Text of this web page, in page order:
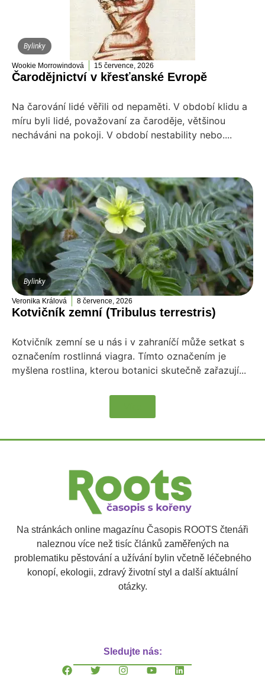
Bylinky
Wookie Morrowindová 15 července, 2026
Čarodějnictví v křesťanské Evropě
Na čarování lidé věřili od nepaměti. V období klidu a
míru byli lidé, považovaní za čaroděje, většinou
necháváni na pokoji. V období nestability nebo....
Bylinky
Veronika Králová 8 července, 2026
Kotvičník zemní (Tribulus terrestris)
Kotvičník zemní se u nás i v zahraníčí může setkat s
označením rostlinná viagra. Tímto označením je
myšlena rostlina, kterou botanici skutečně zařazují...
Na stránkách online magazínu Časopis ROOTS čtenáři
naleznou více než tisíc článků zaměřených na
problematiku pěstování a užívání bylin včetně léčebného
konopí, ekologii, zdravý životní styl a další aktuální
otázky.
Sledujte nás: